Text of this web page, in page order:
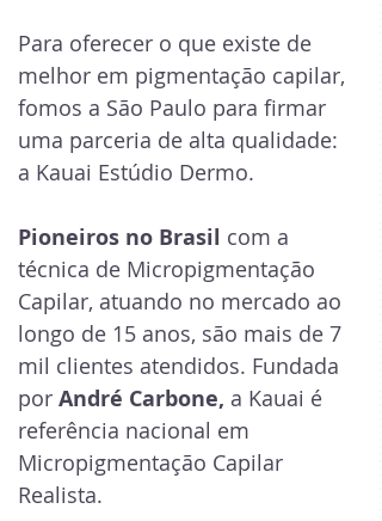
Para oferecer o que existe de
melhor em pigmentação capilar,
fomos a São Paulo para firmar
uma parceria de alta qualidade:
a Kauai Estúdio Dermo.
Pioneiros no Brasil com a
técnica de Micropigmentação
Capilar, atuando no mercado ao
longo de 15 anos, são mais de 7
mil clientes atendidos. Fundada
por André Carbone, a Kauai é
referência nacional em
Micropigmentação Capilar
Realista.